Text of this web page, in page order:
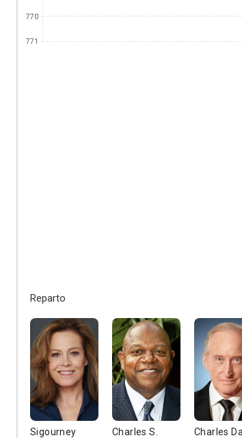
770
771
Reparto
Sigourney
Charles S.
Charles